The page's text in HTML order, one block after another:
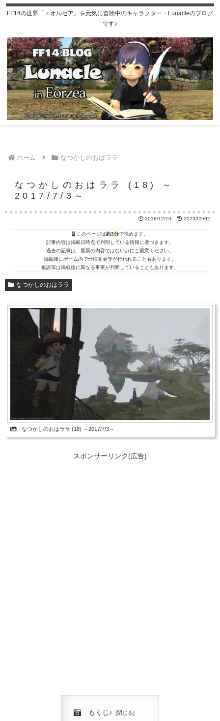
FF14の世界「エオルゼア」を元気に冒険中のキャラクター・Lunacleのブログ
です♪
ホーム なつかしのおはララ
なつかしのおはララ (18) ～
2017/7/3～
2018/12/10 2023/05/02
このページは約3分で読めます。
記事内容は掲載日時点で判明している情報に基づきます。
過去の記事は、最新の内容ではない点にご留意ください。
掲載後にゲーム内で仕様変更等が行われることもあります。
仮説等は掲載後に異なる事実が判明していることもあります。
なつかしのおはララ
なつかしのおはララ (18) ～2017/7/3～
スポンサーリンク(広告)
もくじ♪